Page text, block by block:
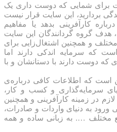
برای شمایی که دوست داری یک
بردارید، این سایت قرار نیست
کارآفرینی بدهد یا مفاهیم
هدف گروه گردانندگان این سایت
و همچنین اشتغال‌زایی برای
که سرمایه اندکی دارند اما
که دوست دارند با دستانشان و با
است که ‌اطلاعات کافی درباره‌ی
سرمایه‌گذاری و کسب و کار،
در زمینه کارآفرینی و همچنین
ورود به دنیای واردات و صادرات،
مختلف …. به زبانی ساده و همه